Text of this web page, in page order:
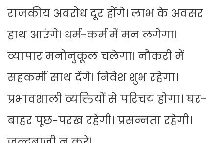
राजकीय अवरोध दूर होंगे। लाभ के अवसर
हाथ आएंगे। धर्म-कर्म में मन लगेगा।
व्यापार मनोनुकूल चलेगा। नौकरी में
सहकर्मी साथ देंगे। निवेश शुभ रहेगा।
प्रभावशाली व्यक्तियों से परिचय होगा। घर-
बाहर पूछ-परख रहेगी। प्रसन्नता रहेगी।